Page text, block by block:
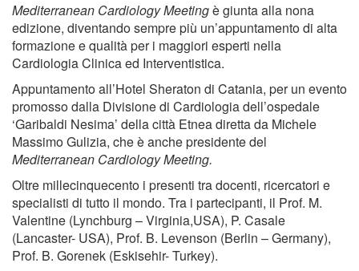
Mediterranean Cardiology Meetingè giunta alla nona
edizione, diventando sempre più un’appuntamento di alta
formazione e qualità per i maggiori esperti nella
Cardiologia Clinica ed Interventistica.
Appuntamento all’Hotel Sheraton di Catania, per un evento
promosso dalla Divisione di Cardiologia dell’ospedale
‘Garibaldi Nesima’ della città Etnea diretta da Michele
Massimo Gulizia, che è anche presidente del
Mediterranean Cardiology Meeting.
Oltre millecinquecento i presenti tra docenti, ricercatori e
specialisti di tutto il mondo. Tra i partecipanti, il Prof. M.
Valentine (Lynchburg – Virginia,USA), P. Casale
(Lancaster- USA), Prof. B. Levenson (Berlin – Germany),
Prof. B. Gorenek (Eskisehir- Turkey).